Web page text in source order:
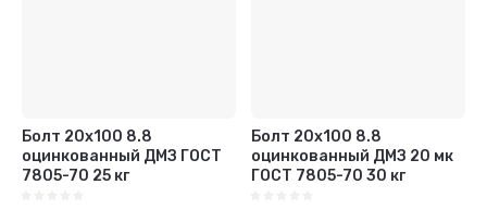
Болт 20х100 8.8
оцинкованный ДМЗ ГОСТ
7805-70 25 кг
Болт 20х100 8.8
оцинкованный ДМЗ 20 мк
ГОСТ 7805-70 30 кг